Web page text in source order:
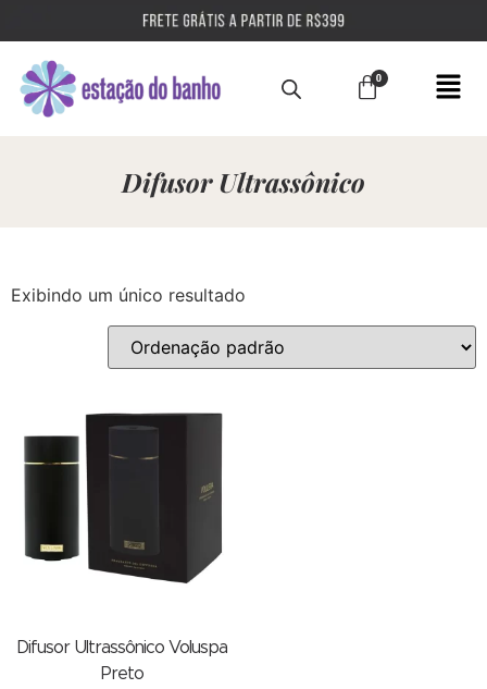
Difusor Ultrassônico
Exibindo um único resultado
Difusor Ultrassônico Voluspa
Preto